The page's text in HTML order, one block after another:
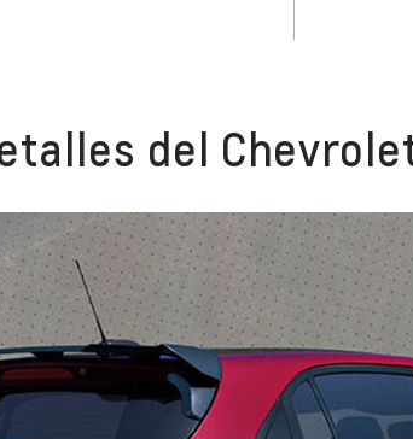
del